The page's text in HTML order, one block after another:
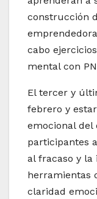
construcción
cabo
mental con
El tercer y
febrero y
emocional del
participantes
al fracaso y
herramientas
claridad